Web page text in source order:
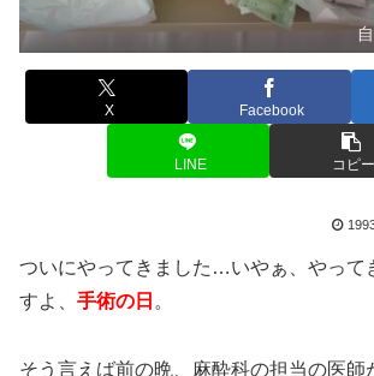
X Facebook
LINE コピー
ついにやってきました…いやぁ、やって
すよ、 手術の日 。
そう言えば前の晩、麻酔科の担当の医師